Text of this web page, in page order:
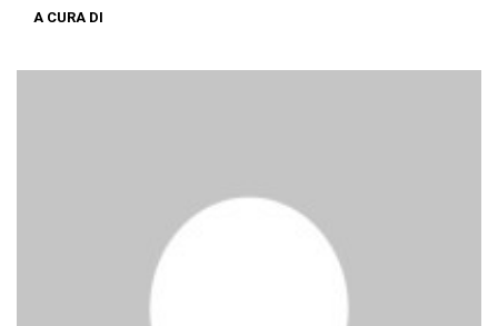
A CURA DI